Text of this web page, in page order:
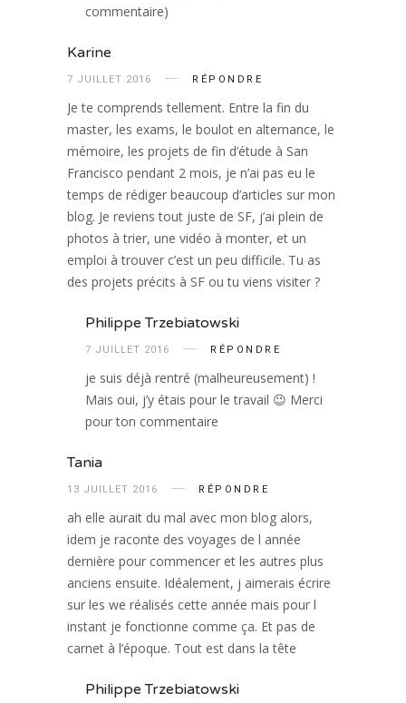
commentaire)
Karine
7 JUILLET 2016 RÉPONDRE
Je te comprends tellement. Entre la fin du
master, les exams, le boulot en alternance, le
mémoire, les projets de fin d’étude à San
Francisco pendant 2 mois, je n’ai pas eu le
temps de rédiger beaucoup d’articles sur mon
blog. Je reviens tout juste de SF, j’ai plein de
photos à trier, une vidéo à monter, et un
emploi à trouver c’est un peu difficile. Tu as
des projets précits à SF ou tu viens visiter ?
Philippe Trzebiatowski
7 JUILLET 2016 RÉPONDRE
je suis déjà rentré (malheureusement) !
Mais oui, j’y étais pour le travail 😉 Merci
pour ton commentaire
Tania
13 JUILLET 2016 RÉPONDRE
ah elle aurait du mal avec mon blog alors,
idem je raconte des voyages de l année
dernière pour commencer et les autres plus
anciens ensuite. Idéalement, j aimerais écrire
sur les we réalisés cette année mais pour l
instant je fonctionne comme ça. Et pas de
carnet à l’époque. Tout est dans la tête
Philippe Trzebiatowski